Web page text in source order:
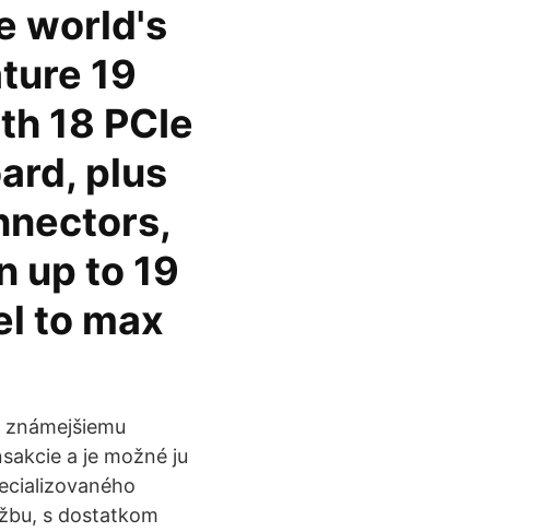
world's
19
18 PCIe
plus
up to 19
to max
a je možné ju
s dostatkom